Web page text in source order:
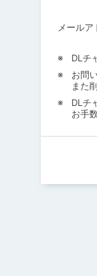
メールア
DLチ
お問
また
DLチ
お手